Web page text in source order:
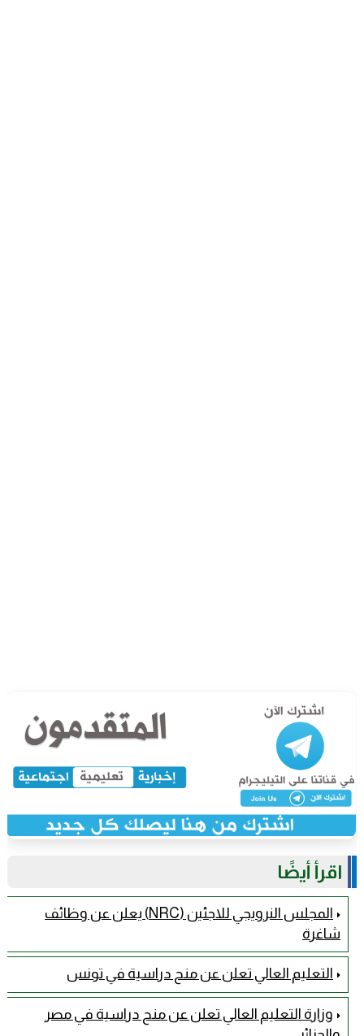
اقرأ أيضًا
المجلس النرويجي للاجئين (NRC) يعلن عن وظائف
شاغرة
التعليم العالي تعلن عن منح دراسية في تونس
وزارة التعليم العالي تعلن عن منح دراسية في مصر